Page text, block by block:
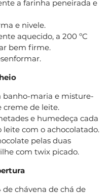
a farinha peneirada e
e nivele.
aquecido, a 200 ºC
bem firme.
banho-maria e misture-
creme de leite.
e humedeça cada
com o achocolatado.
pelas duas
com twix picado.
chávena de chá de